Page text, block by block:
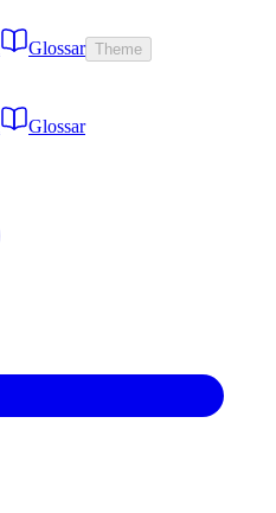
Glossar Theme
Glossar